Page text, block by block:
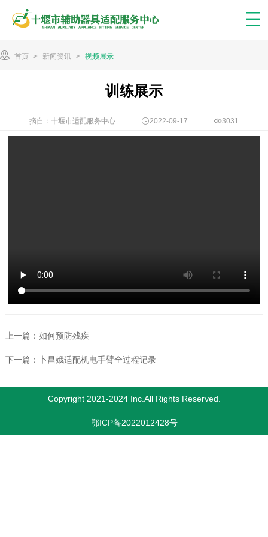
首页 > 新闻资讯 > 视频展示
训练展示
摘自：十堰市适配服务中心 2022-09-17 3031
上一篇： 如何预防残疾
下一篇： 卜昌娥适配机电手臂全过程记录
Copyright 2021-2024 Inc.All Rights Reserved.
鄂ICP备2022012428号